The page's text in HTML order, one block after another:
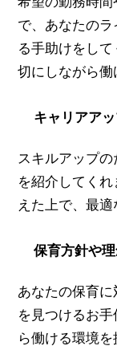
で、あなたの
る手助けをし
切にしながら働
キャリアア
スキルアップ
を紹介してく
えた上で、最
保育方針や
あなたの保育
を見つけるお
ら働ける環境を